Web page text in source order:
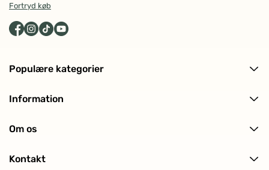
Populære kategorier
Solpleje
Information
Om os
Kontakt
Fortryd køb